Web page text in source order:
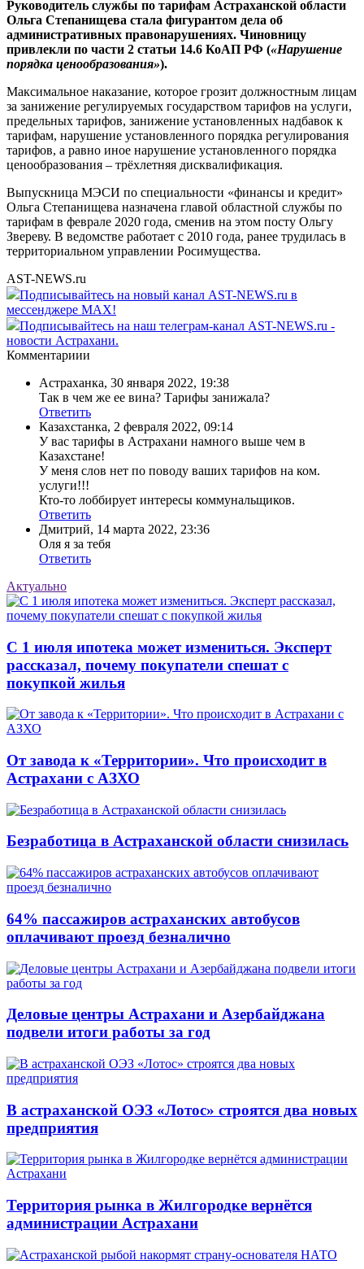
Руководитель службы по тарифам Астраханской области
Ольга Степанищева стала фигурантом дела об
административных правонарушениях. Чиновницу
привлекли по части 2 статьи 14.6 КоАП РФ («Нарушение
порядка ценообразования»).
Максимальное наказание, которое грозит должностным лицам
за занижение регулируемых государством тарифов на услуги,
предельных тарифов, занижение установленных надбавок к
тарифам, нарушение установленного порядка регулирования
тарифов, а равно иное нарушение установленного порядка
ценообразования – трёхлетняя дисквалификация.
Выпускница МЭСИ по специальности «финансы и кредит»
Ольга Степанищева назначена главой областной службы по
тарифам в феврале 2020 года, сменив на этом посту Ольгу
Звереву. В ведомстве работает с 2010 года, ранее трудилась в
территориальном управлении Росимущества.
AST-NEWS.ru
Подписывайтесь на новый канал AST-NEWS.ru в
мессенджере MAX!
Подписывайтесь на наш телеграм-канал AST-NEWS.ru -
новости Астрахани.
Комментариии
Астраханка, 30 января 2022, 19:38
Так в чем же ее вина? Тарифы занижала?
Ответить
Казахстанка, 2 февраля 2022, 09:14
У вас тарифы в Астрахани намного выше чем в
Казахстане!
У меня слов нет по поводу ваших тарифов на ком.
услуги!!!
Кто-то лоббирует интересы коммунальщиков.
Ответить
Дмитрий, 14 марта 2022, 23:36
Оля я за тебя
Ответить
Актуально
С 1 июля ипотека может измениться. Эксперт
рассказал, почему покупатели спешат с
покупкой жилья
От завода к «Территории». Что происходит в
Астрахани с АЗХО
Безработица в Астраханской области снизилась
64% пассажиров астраханских автобусов
оплачивают проезд безналично
Деловые центры Астрахани и Азербайджана
подвели итоги работы за год
В астраханской ОЭЗ «Лотос» строятся два новых
предприятия
Территория рынка в Жилгородке вернётся
администрации Астрахани